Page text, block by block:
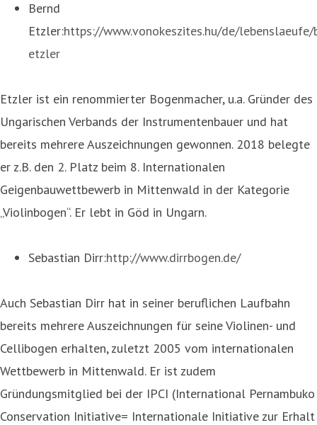
Bernd
Etzler:https://www.vonokeszites.hu/de/lebenslaeufe/
etzler
Etzler ist ein renommierter Bogenmacher, u.a. Gründer des
Ungarischen Verbands der Instrumentenbauer und hat
bereits mehrere Auszeichnungen gewonnen. 2018 belegte
er z.B. den 2. Platz beim 8. Internationalen
Geigenbauwettbewerb in Mittenwald in der Kategorie
„Violinbogen“. Er lebt in Göd in Ungarn.
Sebastian Dirr:http://www.dirrbogen.de/
Auch Sebastian Dirr hat in seiner beruflichen Laufbahn
bereits mehrere Auszeichnungen für seine Violinen- und
Cellibogen erhalten, zuletzt 2005 vom internationalen
Wettbewerb in Mittenwald. Er ist zudem
Gründungsmitglied bei der IPCI (International Pernambuko
Conservation Initiative= Internationale Initiative zur Erhalt